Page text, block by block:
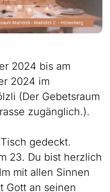
2024 bis am
2024 im
(Der Gebetsraum
zugänglich.).
gedeckt.
23. Du bist herzlich
mit allen Sinnen
Gott an seinen